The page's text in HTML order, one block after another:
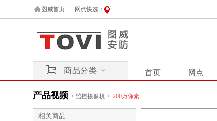
图威首页 网点快选：
商品分类 首页 网点
产品视频 > 监控摄像机 > 200万像素
相关商品